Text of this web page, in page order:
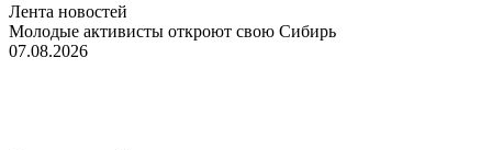
Лента новостей
Молодые активисты откроют свою Сибирь
07.08.2026